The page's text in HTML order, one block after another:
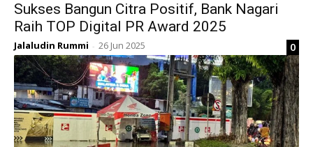
Sukses Bangun Citra Positif, Bank Nagari
Raih TOP Digital PR Award 2025
Jalaludin Rummi - 26 Jun 2025 0